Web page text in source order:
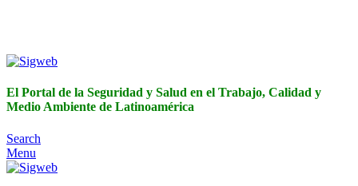
El Portal de la Seguridad y Salud en el Trabajo, Calidad y
Medio Ambiente de Latinoamérica
Search
Menu